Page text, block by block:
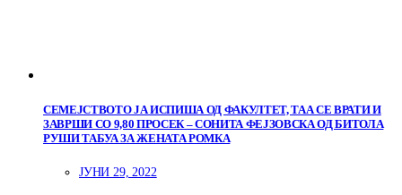
СЕМЕЈСТВОТО ЈА ИСПИША ОД ФАКУЛТЕТ, ТАА СЕ ВРАТИ И
ЗАВРШИ СО 9,80 ПРОСЕК – СОНИТА ФЕЈЗОВСКА ОД БИТОЛА
РУШИ ТАБУА ЗА ЖЕНАТА РОМКА
ЈУНИ 29, 2022